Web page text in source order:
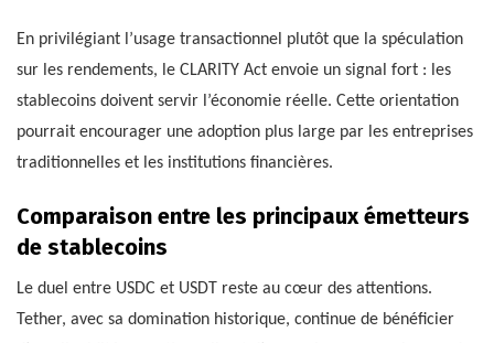
En privilégiant l’usage transactionnel plutôt que la spéculation
sur les rendements, le CLARITY Act envoie un signal fort : les
stablecoins doivent servir l’économie réelle. Cette orientation
pourrait encourager une adoption plus large par les entreprises
traditionnelles et les institutions financières.
Comparaison entre les principaux émetteurs
de stablecoins
Le duel entre USDC et USDT reste au cœur des attentions.
Tether, avec sa domination historique, continue de bénéficier